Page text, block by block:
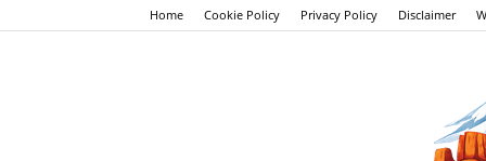
Home Cookie Policy Privacy Policy Disclaimer